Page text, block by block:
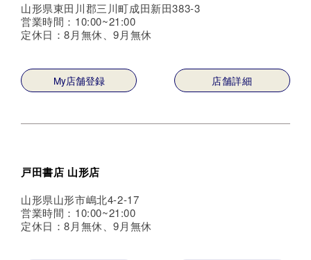
山形県東田川郡三川町成田新田383-3
営業時間：10:00~21:00
定休日：8月無休、9月無休
My店舗登録 店舗詳細
戸田書店 山形店
山形県山形市嶋北4-2-17
営業時間：10:00~21:00
定休日：8月無休、9月無休